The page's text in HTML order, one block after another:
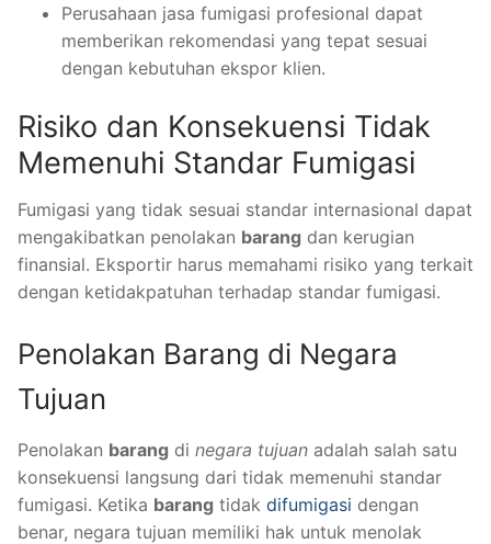
Perusahaan jasa fumigasi profesional dapat
memberikan rekomendasi yang tepat sesuai
dengan kebutuhan ekspor klien.
Risiko dan Konsekuensi Tidak
Memenuhi Standar Fumigasi
Fumigasi yang tidak sesuai standar internasional dapat
mengakibatkan penolakan barang dan kerugian
finansial. Eksportir harus memahami risiko yang terkait
dengan ketidakpatuhan terhadap standar fumigasi.
Penolakan Barang di Negara
Tujuan
Penolakan barang di negara tujuan adalah salah satu
konsekuensi langsung dari tidak memenuhi standar
fumigasi. Ketika barang tidak difumigasi dengan
benar, negara tujuan memiliki hak untuk menolak